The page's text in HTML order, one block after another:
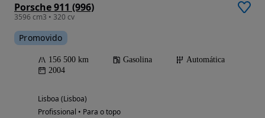
Porsche 911 (996)
3596 cm3 • 320 cv
Promovido
156 500 km Gasolina
Automática
2004
Lisboa (Lisboa)
Profissional • Para o topo